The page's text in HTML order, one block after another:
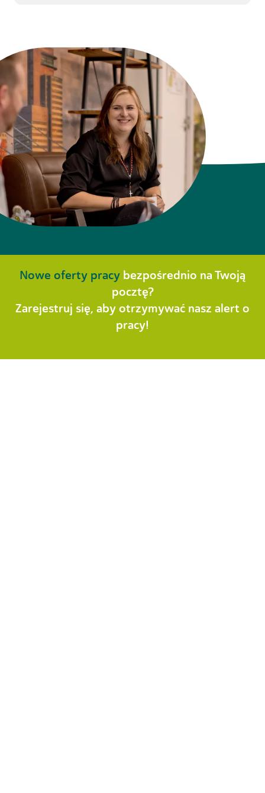
Nowe oferty pracy bezpośrednio na Twoją
pocztę?
Zarejestruj się, aby otrzymywać nasz alert o
pracy!